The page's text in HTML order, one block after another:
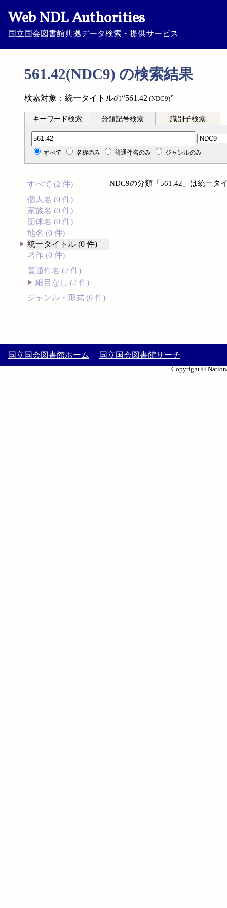
Web NDL Authorities
国立国会図書館典拠データ検索・提供サービス
561.42(NDC9) の検索結果
検索対象：統一タイトルの“561.42 (NDC9)”
キーワード検索 分類記号検索 識別子検索
分類記号検索
すべて 名称のみ 普通件名のみ ジャンルのみ
すべて (2 件)
個人名 (0 件)
家族名 (0 件)
団体名 (0 件)
地名 (0 件)
統一タイトル (0 件)
著作 (0 件)
普通件名 (2 件)
細目なし (2 件)
ジャンル・形式 (0 件)
NDC9の分類「561.42」は統一タ
国立国会図書館ホーム 国立国会図書館サーチ
Copyright ©